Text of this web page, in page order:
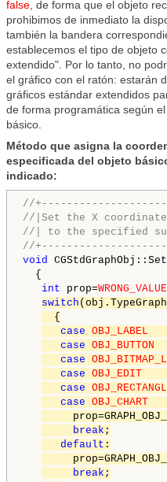
false , de forma que el objeto
prohibimos de inmediato la
también la bandera
establecemos el tipo de objeto
extendido". Por lo tanto, no
el gráfico con el ratón: estarán
gráficos estándar extendidos
de forma programática según
básico.
Método que asigna la
especificada del objeto
indicado:
//
//|Set the X
//| to the specified
//
void
{
int prop=WRONG_VALUE
switch
{
case OBJ_LABEL
case OBJ_BUTTON
case
case OBJ_EDIT
case
case OBJ_CHART
break ;
default :
break ;